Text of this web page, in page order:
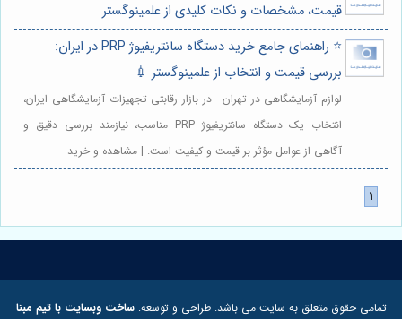
قیمت، مشخصات و نکات کلیدی از علمینوگستر
⭐️ راهنمای جامع خرید دستگاه سانتریفیوژ PRP در ایران:
بررسی قیمت و انتخاب از علمینوگستر 💉
لوازم آزمایشگاهی در تهران - در بازار رقابتی تجهیزات آزمایشگاهی ایران،
انتخاب یک دستگاه سانتریفیوژ PRP مناسب، نیازمند بررسی دقیق و
آگاهی از عوامل مؤثر بر قیمت و کیفیت است. | مشاهده و خرید
تمامی حقوق متعلق به سایت می باشد. طراحی و توسعه:ساخت وبسایت با تیم مبنا